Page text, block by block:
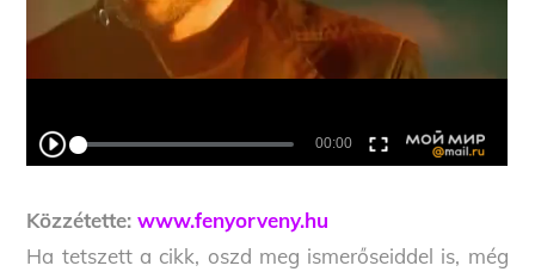
Közzétette:www.fenyorveny.hu
Ha tetszett a cikk, oszd meg ismerőseiddel is, még